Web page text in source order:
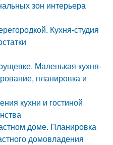
зон интерьера
Кухня-студия
Маленькая кухня-
планировка и
кухни и гостиной
доме. Планировка
домовладения